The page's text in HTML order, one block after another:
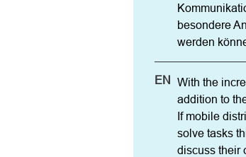
besondere
werden
With the
addition to
If mobile
solve tasks
discuss their